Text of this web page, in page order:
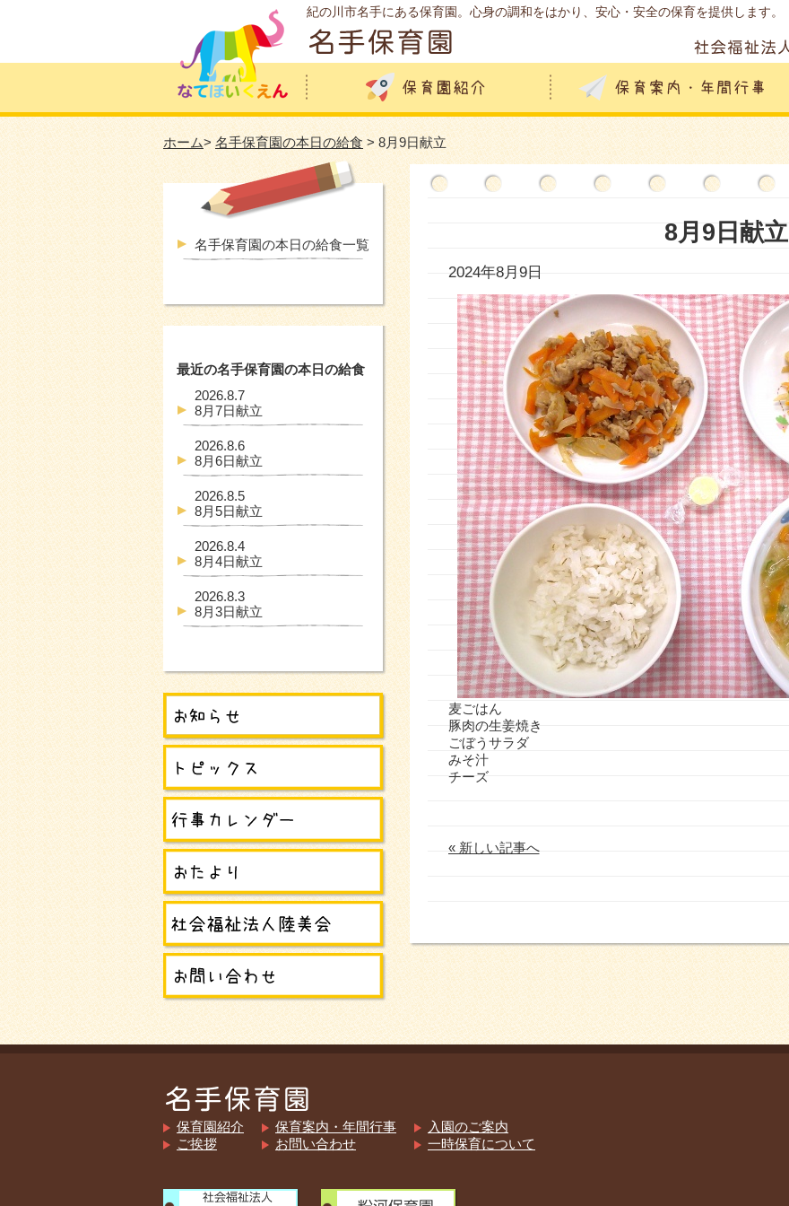
紀の川市名手にある保育園。心身の調和をはかり、安心・安全の保育を提供します。
ホーム> 名手保育園の本日の給食 > 8月9日献立
8月9日献立
2024年8月9日
麦ごはん
豚肉の生姜焼き
ごぼうサラダ
みそ汁
チーズ
« 新しい記事へ
名手保育園の本日の給食一覧
最近の名手保育園の本日の給食
2026.8.7
8月7日献立
2026.8.6
8月6日献立
2026.8.5
8月5日献立
2026.8.4
8月4日献立
2026.8.3
8月3日献立
保育園紹介
ご挨拶
保育案内・年間行事
お問い合わせ
入園のご案内
一時保育について